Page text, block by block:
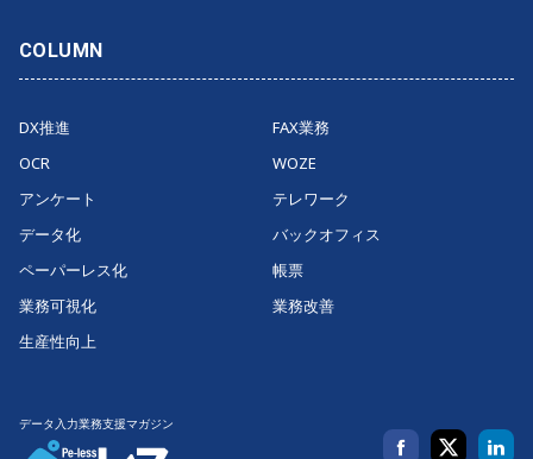
COLUMN
DX推進
FAX業務
OCR
WOZE
アンケート
テレワーク
データ化
バックオフィス
ペーパーレス化
帳票
業務可視化
業務改善
生産性向上
データ入力業務支援マガジン